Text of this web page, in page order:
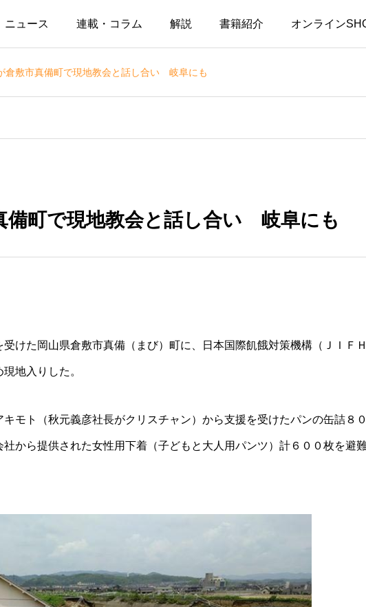
ニュース 連載・コラム 解説 書籍紹介 オンライン
倉敷市真備町で現地教会と話し合い 岐阜にも
備町で現地教会と話し合い 岐阜にも
けた岡山県倉敷市真備（まび）町に、日本国際飢餓対策機構（ＪＩＦＨ
地入りした。
モト（秋元義彦社長がクリスチャン）から支援を受けたパンの缶詰８
から提供された女性用下着（子どもと大人用パンツ）計６００枚を避